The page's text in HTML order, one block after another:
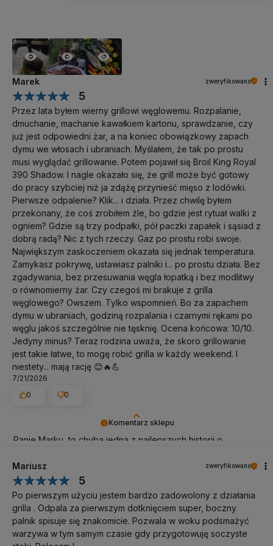
Komentarz sklepu
Panie Marku, to chyba jedna z najlepszych historii o
390 Shadow pokazał, jak wygodne i intuicyjne może być
grillowanie, bez rezygnowania z przyjemności
przygotowywania potraw. Dziękujemy za świetną opinię! A
jeśli jedynym minusem jest grillowanie w każdy weekend, to
taki minus zdecydowanie można zaakceptować.
Marek zweryfikowano
5
Przez lata byłem wierny grillowi węglowemu. Rozpalanie,
dmuchanie, machanie kawałkiem kartonu, sprawdzanie, czy
już jest odpowiedni żar, a na koniec obowiązkowy zapach
dymu we włosach i ubraniach. Myślałem, że tak po prostu
musi wyglądać grillowanie. Potem pojawił się Broil King Royal
390 Shadow. I nagle okazało się, że grill może być gotowy
do pracy szybciej niż ja zdążę przynieść mięso z lodówki.
Pierwsze odpalenie? Klik... i działa. Przez chwilę byłem
przekonany, że coś zrobiłem źle, bo gdzie jest rytuał walki z
ogniem? Gdzie są trzy podpałki, pół paczki zapałek i sąsiad z
dobrą radą? Nic z tych rzeczy. Gaz po prostu robi swoje.
Największym zaskoczeniem okazała się jednak temperatura.
Zamykasz pokrywę, ustawiasz palniki i... po prostu działa. Bez
zgadywania, bez przesuwania węgla łopatką i bez modlitwy
o równomierny żar. Czy czegoś mi brakuje z grilla
węglowego? Owszem. Tylko wspomnień. Bo za zapachem
dymu w ubraniach, godziną rozpalania i czarnymi rękami po
węglu jakoś szczególnie nie tęsknię. Ocena końcowa: 10/10.
Jedyny minus? Teraz rodzina uważa, że skoro grillowanie
jest takie łatwe, to mogę robić grilla w każdy weekend. I
niestety... mają rację 😊🔥💪
7/21/2026
0
0
Mariusz zweryfikowano
5
Po pierwszym użyciu jestem bardzo zadowolony z działania
grilla . Odpala za pierwszym dotknięciem super, boczny
palnik spisuje się znakomicie. Pozwala w woku podsmażyć
warzywa w tym samym czasie gdy przygotowuję soczyste